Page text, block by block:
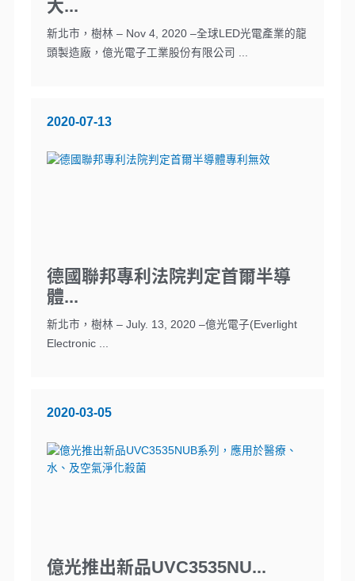
大...
新北市，樹林 – Nov 4, 2020 –全球LED光電產業的龍
頭製造廠，億光電子工業股份有限公司 ...
2020-07-13
德國聯邦專利法院判定首爾半導
體...
新北市，樹林 – July. 13, 2020 –億光電子(Everlight
Electronic ...
2020-03-05
億光推出新品UVC3535NU...